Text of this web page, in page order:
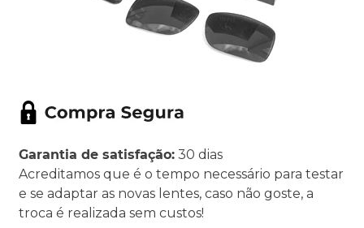
Garantia de satisfação: 30 dias
Acreditamos que é o tempo necessário para testar
e se adaptar as novas lentes, caso não goste, a
troca é realizada sem custos!